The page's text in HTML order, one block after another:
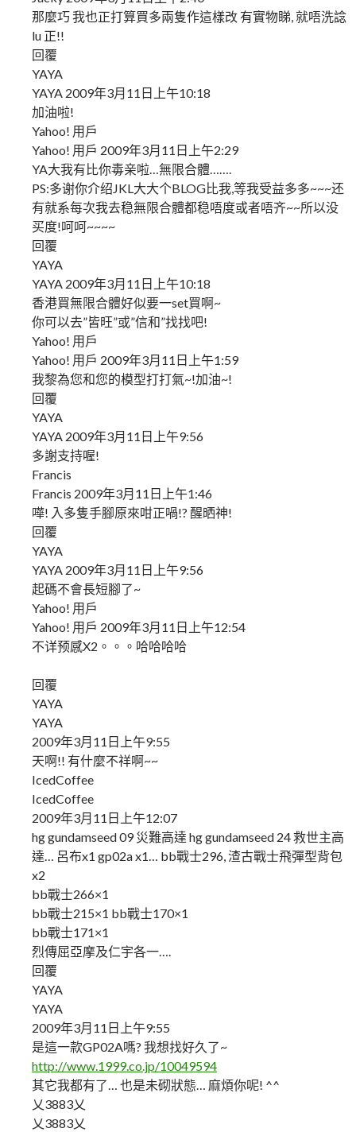
那麼巧 我也正打算買多兩隻作這樣改 有實物睇, 就唔洗諗
lu 正!!
回覆
YAYA
YAYA 2009年3月11日上午10:18
加油啦!
Yahoo! 用戶
Yahoo! 用戶 2009年3月11日上午2:29
YA大我有比你毒亲啦…無限合體…….
PS:多谢你介绍JKL大大个BLOG比我,等我受益多多~~~还
有就系每次我去稳無限合體都稳唔度或者唔齐~~所以没
买度!呵呵~~~~
回覆
YAYA
YAYA 2009年3月11日上午10:18
香港買無限合體好似要一set買啊~
你可以去”皆旺”或”信和”找找吧!
Yahoo! 用戶
Yahoo! 用戶 2009年3月11日上午1:59
我黎為您和您的模型打打氣~!加油~!
回覆
YAYA
YAYA 2009年3月11日上午9:56
多謝支持喔!
Francis
Francis 2009年3月11日上午1:46
嘩! 入多隻手腳原來咁正喎!? 醒晒神!
回覆
YAYA
YAYA 2009年3月11日上午9:56
起碼不會長短腳了~
Yahoo! 用戶
Yahoo! 用戶 2009年3月11日上午12:54
不详预感X2。。。哈哈哈哈
回覆
YAYA
YAYA
2009年3月11日上午9:55
天啊!! 有什麼不祥啊~~
IcedCoffee
IcedCoffee
2009年3月11日上午12:07
hg gundamseed 09 災難高達 hg gundamseed 24 救世主高
達… 呂布x1 gp02a x1… bb戰士296, 渣古戰士飛彈型背包
x2
bb戰士266×1
bb戰士215×1 bb戰士170×1
bb戰士171×1
烈傳屈亞摩及仁宇各一….
回覆
YAYA
YAYA
2009年3月11日上午9:55
是這一款GP02A嗎? 我想找好久了~
http://www.1999.co.jp/10049594
其它我都有了… 也是未砌狀態… 麻煩你呢! ^^
乂3883乂
乂3883乂